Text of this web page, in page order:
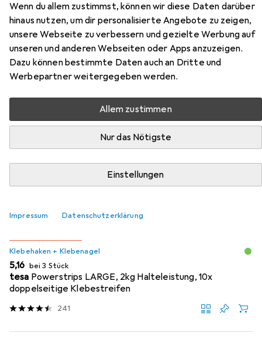
Wenn du allem zustimmst, können wir diese Daten darüber
hinaus nutzen, um dir personalisierte Angebote zu zeigen,
unsere Webseite zu verbessern und gezielte Werbung auf
unseren und anderen Webseiten oder Apps anzuzeigen.
Dazu können bestimmte Daten auch an Dritte und
Werbepartner weitergegeben werden.
Allem zustimmen
Nur das Nötigste
Einstellungen
Impressum Datenschutzerklärung
Zubehör für Nielsen Apollo
Hier findest du passendes Zubehör zum Produkt Nielsen
Beliebt Klebehaken + Klebenagel Nägel
Relevanz
Produktliste
Klebehaken + Klebenagel
EUR
5,16 bei 3 Stück
tesa Powerstrips LARGE, 2kg Halteleistung, 10x
doppelseitige Klebestreifen
241